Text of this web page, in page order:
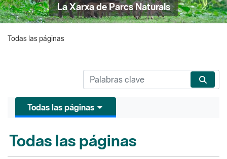
La Xarxa de Parcs Naturals
Todas las páginas
Todas las páginas
Todas las páginas